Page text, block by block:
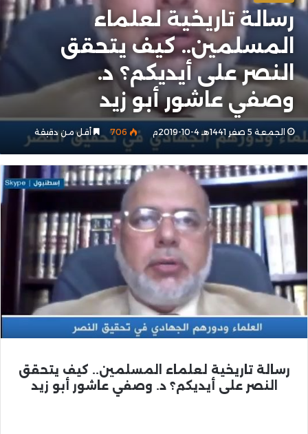
رسالة تاريخية لعلماء
المسلمين.. كيف يتحقق
النصر على أيديكم؟ د.
وصفي عاشور أبو زيد
الجمعة 5 صفر 1441هـ 4-10-2019م 706 أقل من دقيقة
رسالة تاريخية لعلماء المسلمين.. كيف يتحقق
النصر على أيديكم؟ د. وصفي عاشور أبو زيد